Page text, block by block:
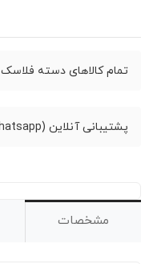
تمام کالاهای دسته فلاسک
پشتیبانی آنلاین (whatsapp)
مشخصات